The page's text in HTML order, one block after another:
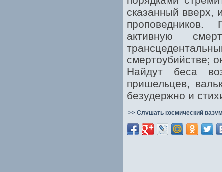
сказанный вверх,
активную
смертоубийстве;
Найдут беса
пришельцев,
безудержно и
>> Слушать космический